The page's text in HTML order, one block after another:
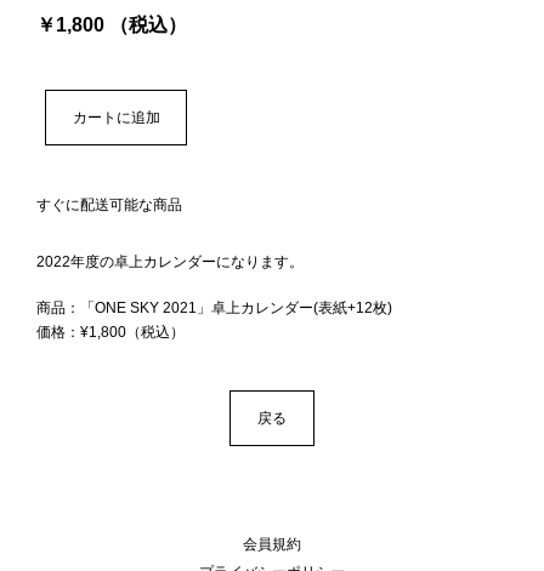
￥1,800 （税込）
すぐに配送可能な商品
2022年度の卓上カレンダーになります。
商品：「ONE SKY 2021」卓上カレンダー(表紙+12枚)
価格：¥1,800（税込）
戻る
会員規約